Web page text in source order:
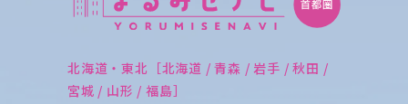
北海道・東北［北海道 / 青森 / 岩手 / 秋田 /
宮城 / 山形 / 福島］